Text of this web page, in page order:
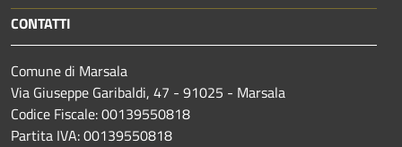
CONTATTI
Comune di Marsala
Via Giuseppe Garibaldi, 47 - 91025 - Marsala
Codice Fiscale: 00139550818
Partita IVA: 00139550818